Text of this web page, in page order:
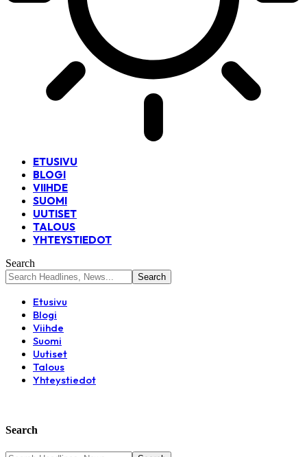
ETUSIVU
BLOGI
VIIHDE
SUOMI
UUTISET
TALOUS
YHTEYSTIEDOT
Search
Etusivu
Blogi
Viihde
Suomi
Uutiset
Talous
Yhteystiedot
Search